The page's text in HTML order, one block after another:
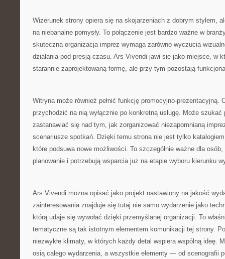
Wizerunek strony opiera się na skojarzeniach z dobrym stylem,
na niebanalne pomysły. To połączenie jest bardzo ważne w
skuteczna organizacja imprez wymaga zarówno wyczucia
działania pod presją czasu. Ars Vivendi jawi się jako miejsce, w
starannie zaprojektowaną formę, ale przy tym pozostają
Witryna może również pełnić funkcję promocyjno-prezentacyjną.
przychodzić na nią wyłącznie po konkretną usługę. Może szukać
zastanawiać się nad tym, jak zorganizować niezapomnianą
scenariusze spotkań. Dzięki temu strona nie jest tylko
które podsuwa nowe możliwości. To szczególnie ważne dla
planowanie i potrzebują wsparcia już na etapie wyboru kierunku
Ars Vivendi można opisać jako projekt nastawiony na jakość
zainteresowania znajduje się tutaj nie samo wydarzenie jako
którą udaje się wywołać dzięki przemyślanej organizacji. To
tematyczne są tak istotnym elementem komunikacji tej strony.
niezwykłe klimaty, w których każdy detal wspiera wspólną ideę.
osią całego wydarzenia, a wszystkie elementy — od scenografii